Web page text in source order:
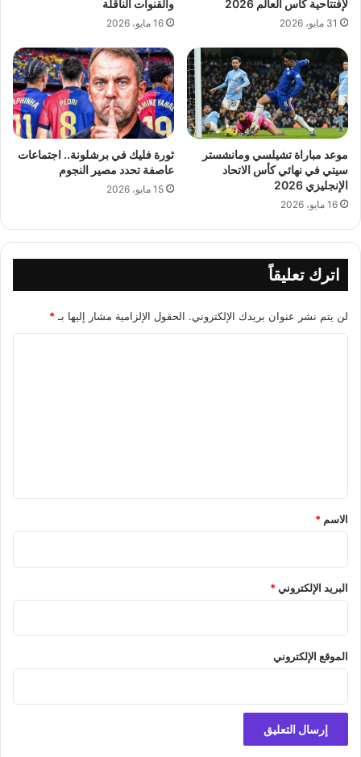
لإفتتاحية كأس العالم 2026
31 مايو، 2026
والقنوات الناقلة
16 مايو، 2026
موعد مباراة تشيلسي ومانشستر
سيتي في نهائي كأس الاتحاد
الإنجليزي 2026
16 مايو، 2026
ثورة فليك في برشلونة.. اجتماعات
عاصفة تحدد مصير النجوم
15 مايو، 2026
اترك تعليقاً
لن يتم نشر عنوان بريدك الإلكتروني. الحقول الإلزامية مشار إليها بـ *
*
الاسم *
البريد الإلكتروني*
الموقع الإلكتروني